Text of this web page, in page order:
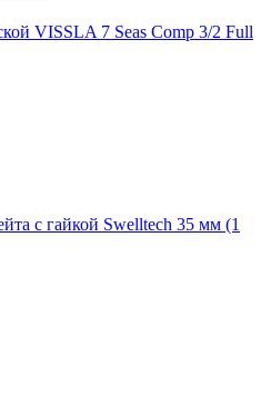
VISSLA 7 Seas Comp 3/2 Full
с гайкой Swelltech 35 мм (1